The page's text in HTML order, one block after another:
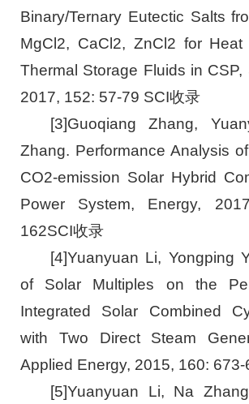
Binary/Ternary Eutectic Salts
MgCl2, CaCl2, ZnCl2 for Heat
Thermal Storage Fluids in CSP,
2017, 152: 57-79 SCI收录
[3]Guoqiang Zhang,
Zhang. Performance Analysis
CO2-emission Solar Hybrid
Power System, Energy,
162SCI收录
[4]Yuanyuan Li, Yongping
of Solar Multiples on the
Integrated Solar Combined
with Two Direct Steam
Applied Energy, 2015, 160:
[5]Yuanyuan Li, Na